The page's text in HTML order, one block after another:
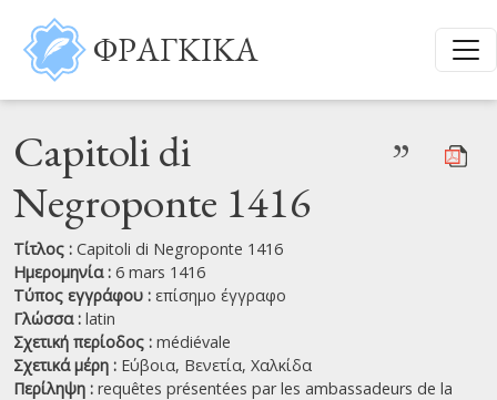
Παράκαμψη προς το κυρίως περιεχόμενο
ΦΡΑΓΚΙΚΑ
Capitoli di
Negroponte 1416
”
Τίτλος : Capitoli di Negroponte 1416
Ημερομηνία : 6 mars 1416
Τύπος εγγράφου : επίσημο έγγραφο
Γλώσσα : latin
Σχετική περίοδος : médiévale
Σχετικά μέρη : Εύβοια, Βενετία, Χαλκίδα
Περίληψη : requêtes présentées par les ambassadeurs de la